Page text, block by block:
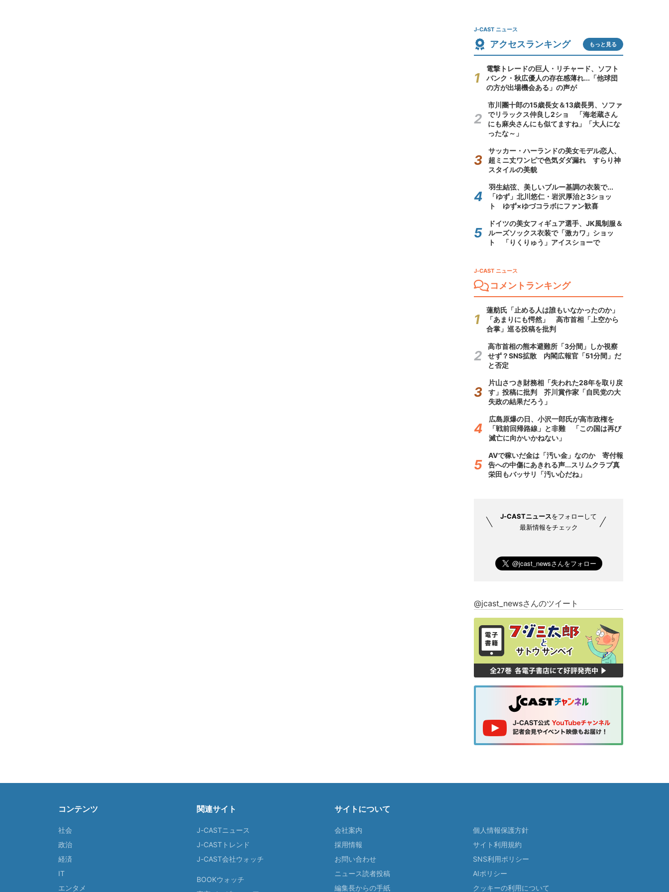
J-CAST ニュース
アクセスランキング もっと見る
電撃トレードの巨人・リチャード、ソフト
バンク・秋広優人の存在感薄れ...「他球団
の方が出場機会ある」の声が
市川團十郎の15歳長女＆13歳長男、ソファ
でリラックス仲良し2ショ 「海老蔵さん
にも麻央さんにも似てますね」「大人にな
ったな～」
サッカー・ハーランドの美女モデル恋人、
超ミニ丈ワンピで色気ダダ漏れ すらり神
スタイルの美貌
羽生結弦、美しいブルー基調の衣装で...
「ゆず」北川悠仁・岩沢厚治と3ショッ
ト ゆず×ゆづコラボにファン歓喜
ドイツの美女フィギュア選手、JK風制服＆
ルーズソックス衣装で「激カワ」ショッ
ト 「りくりゅう」アイスショーで
J-CAST ニュース
コメントランキング
蓮舫氏「止める人は誰もいなかったのか」
「あまりにも愕然」 高市首相「上空から
合掌」巡る投稿を批判
高市首相の熊本避難所「3分間」しか視察
せず？SNS拡散 内閣広報官「51分間」だ
と否定
片山さつき財務相「失われた28年を取り戻
す」投稿に批判 芥川賞作家「自民党の大
失政の結果だろう」
広島原爆の日、小沢一郎氏が高市政権を
「戦前回帰路線」と非難 「この国は再び
滅亡に向かいかねない」
AVで稼いだ金は「汚い金」なのか 寄付報
告への中傷にあきれる声...スリムクラブ真
栄田もバッサリ「汚い心だね」
J-CASTニュースをフォローして
最新情報をチェック
@jcast_newsさんのツイート
コンテンツ
社会
政治
経済
IT
エンタメ
関連サイト
J-CASTニュース
J-CASTトレンド
J-CAST会社ウォッチ
BOOKウォッチ
サイトについて
会社案内
採用情報
お問い合わせ
ニュース読者投稿
編集長からの手紙
個人情報保護方針
サイト利用規約
SNS利用ポリシー
AIポリシー
クッキーの利用について